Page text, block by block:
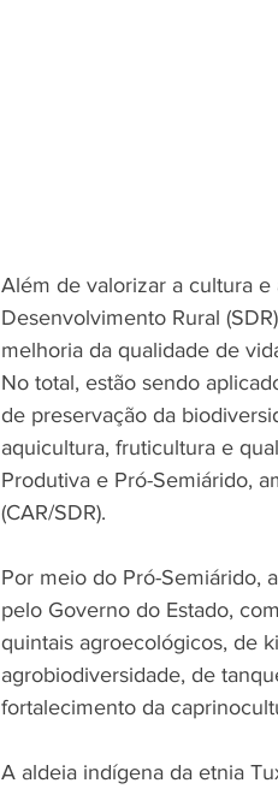
Além de valorizar a cultura e
Desenvolvimento Rural
melhoria da qualidade de
No total, estão sendo
de preservação da
aquicultura, fruticultura e
Produtiva e Pró-Semiárido,
(CAR/SDR).
Por meio do Pró-Semiárido,
pelo Governo do Estado,
quintais agroecológicos, de
agrobiodiversidade, de
fortalecimento da
A aldeia indígena da etnia